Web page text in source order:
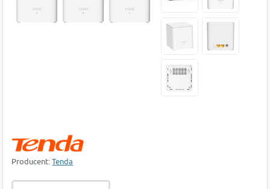
Producent:Tenda